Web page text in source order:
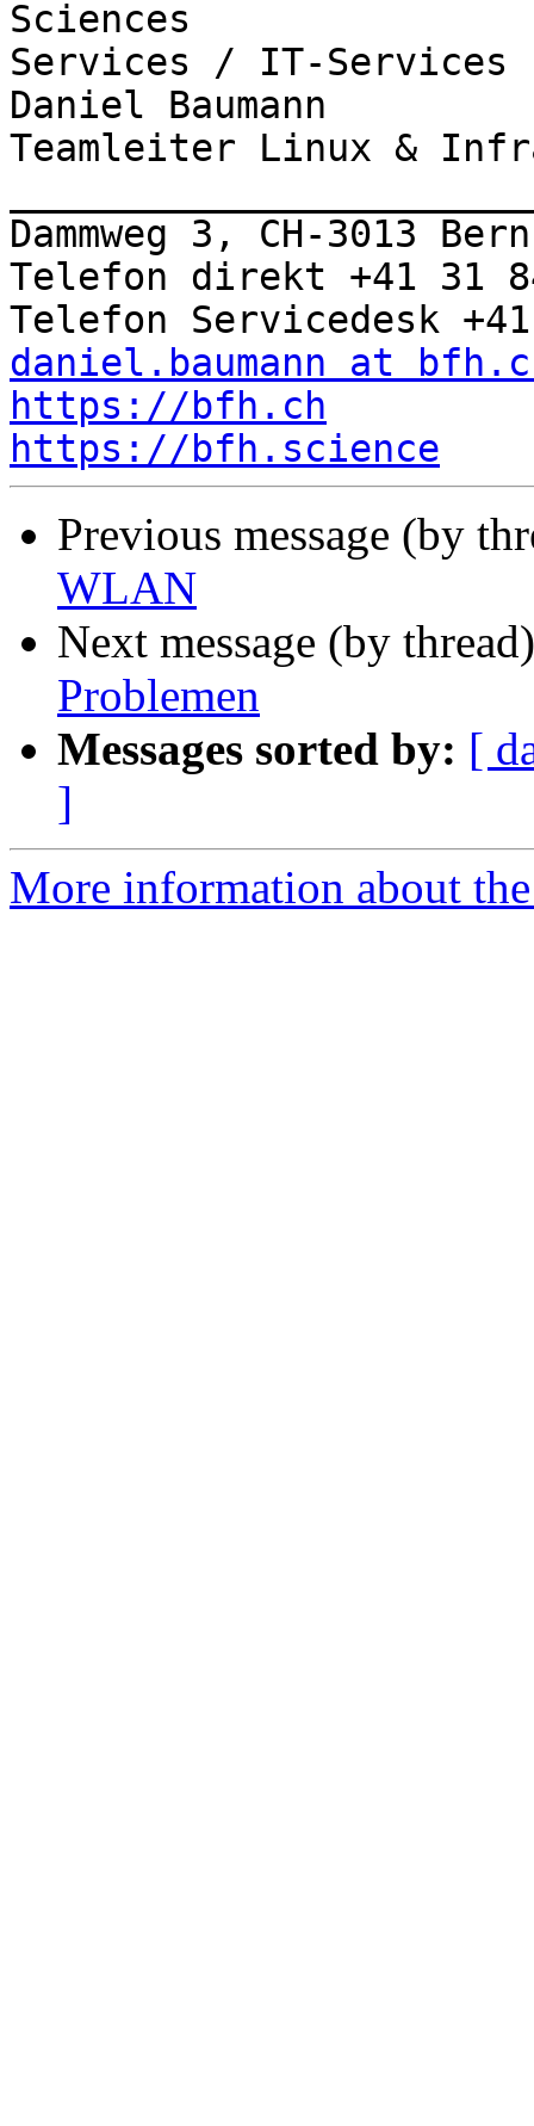
Sciences
Services / IT-Services
Daniel Baumann
Teamleiter Linux &
Dammweg 3, CH-3013 Bern
Telefon direkt +41 31
daniel.baumann at
https://bfh.ch
https://bfh.science
Previous message (by
WLAN
Next message (by
Problemen
Messages sorted by: [
]
More information about